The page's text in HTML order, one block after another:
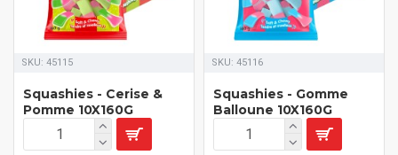
SKU: 45115
Squashies - Cerise &
Pomme 10X160G
SKU: 45116
Squashies - Gomme
Balloune 10X160G